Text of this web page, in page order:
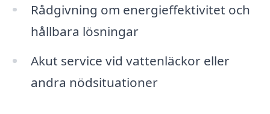
Rådgivning om energieffektivitet och
hållbara lösningar
Akut service vid vattenläckor eller
andra nödsituationer